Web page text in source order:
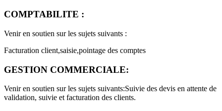
COMPTABILITE :
Venir en soutien sur les sujets suivants :
Facturation client,saisie,pointage des comptes
GESTION COMMERCIALE:
Venir en soutien sur les sujets suivants:Suivie des devis en attente de
validation, suivie et facturation des clients.